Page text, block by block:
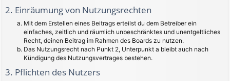
2. Einräumung von Nutzungsrechten
Mit dem Erstellen eines Beitrags erteilst du dem Betreiber ein
einfaches, zeitlich und räumlich unbeschränktes und unentgeltliches
Recht, deinen Beitrag im Rahmen des Boards zu nutzen.
Das Nutzungsrecht nach Punkt 2, Unterpunkt a bleibt auch nach
Kündigung des Nutzungsvertrages bestehen.
3. Pflichten des Nutzers